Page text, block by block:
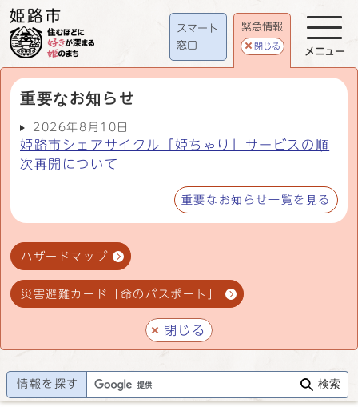
スマート
窓口
緊急情報
閉じる
重要なお知らせ
2026年8月10日
姫路市シェアサイクル「姫ちゃり」サービスの順
次再開について
重要なお知らせ一覧を見る
ハザードマップ
災害避難カード「命のパスポート」
閉じる
メニュー
情報を探す 検索